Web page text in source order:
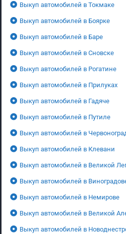
Выкуп автомобилей в Токмаке
Выкуп автомобилей в Боярке
Выкуп автомобилей в Баре
Выкуп автомобилей в Сновске
Выкуп автомобилей в Рогатине
Выкуп автомобилей в Прилуках
Выкуп автомобилей в Гадяче
Выкуп автомобилей в Путиле
Выкуп автомобилей в
Выкуп автомобилей в Клевани
Выкуп автомобилей в Великой
Выкуп автомобилей в
Выкуп автомобилей в Немирове
Выкуп автомобилей в Великой
Выкуп автомобилей в